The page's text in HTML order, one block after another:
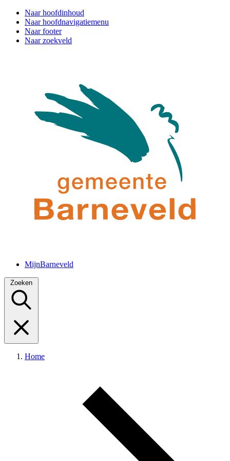
Naar hoofdinhoud
Naar hoofdnavigatiemenu
Naar footer
Naar zoekveld
MijnBarneveld
Zoeken
Home